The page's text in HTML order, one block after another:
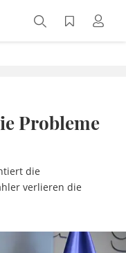
Probleme
die
verlieren die